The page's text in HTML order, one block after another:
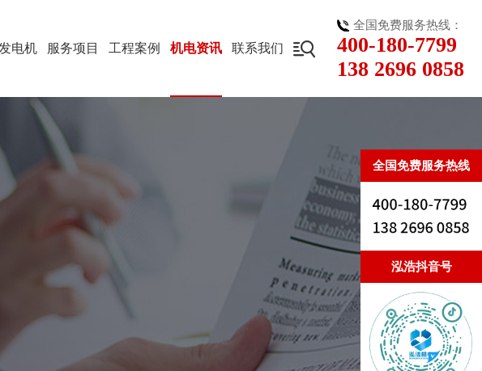
电机 服务项目 工程案例 机电资讯 联系我们 
全国免费服务热线：
400-180-7799
138 2696 0858
全国免费服务热线
泓浩抖音号